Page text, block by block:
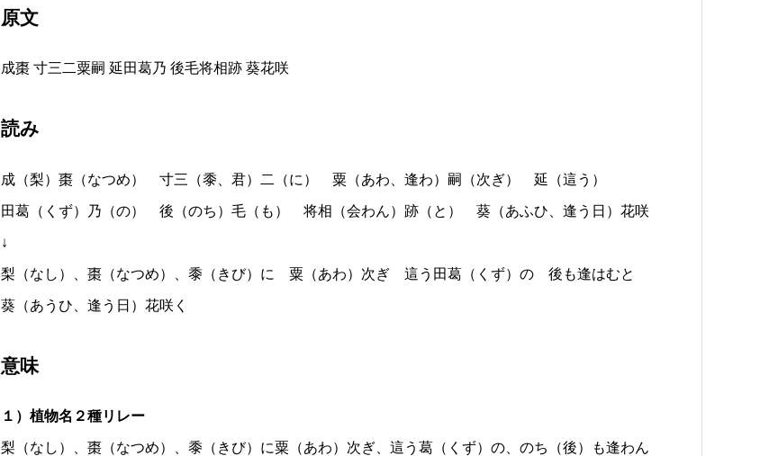
原文
成棗 寸三二粟嗣 延田葛乃 後毛将相跡 葵花咲
読み
成（梨）棗（なつめ） 寸三（黍、君）二（に） 粟（あわ、逢わ）嗣（次ぎ） 延（這う）
田葛（くず）乃（の） 後（のち）毛（も） 将相（会わん）跡（と） 葵（あふひ、逢う日）花咲
↓
梨（なし）、棗（なつめ）、黍（きび）に 粟（あわ）次ぎ 這う田葛（くず）の 後も逢はむと
葵（あうひ、逢う日）花咲く
意味
１）植物名２種リレー
梨（なし）、棗（なつめ）、黍（きび）に粟（あわ）次ぎ、這う葛（くず）の、のち（後）も逢わん